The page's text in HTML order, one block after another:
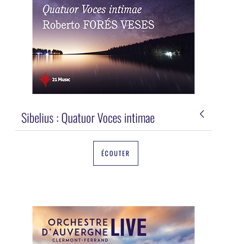
Sibelius : Quatuor Voces intimae
ÉCOUTER